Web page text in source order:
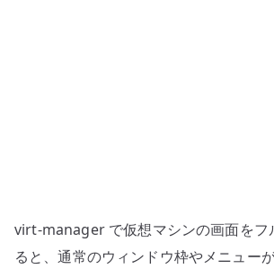
Alt
と
virt-manager で仮想マシンの画面をフ
ると、通常のウィンドウ枠やメニュー